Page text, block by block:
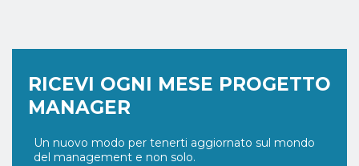
RICEVI OGNI MESE PROGETTO
MANAGER
Un nuovo modo per tenerti aggiornato sul mondo
del management e non solo.